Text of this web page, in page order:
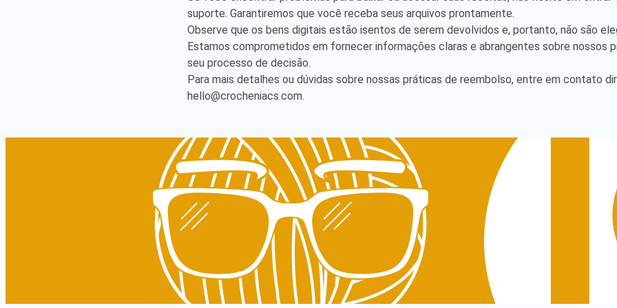
suporte. Garantiremos que você receba seus arquivos prontamente.
Observe que os bens digitais estão isentos de serem devolvidos e, portanto, não são
Estamos comprometidos em fornecer informações claras e abrangentes sobre nossos
seu processo de decisão.
Para mais detalhes ou dúvidas sobre nossas práticas de reembolso, entre em contato
hello@crocheniacs.com.
ATENDIMENTO
hello@crocheniacs.com